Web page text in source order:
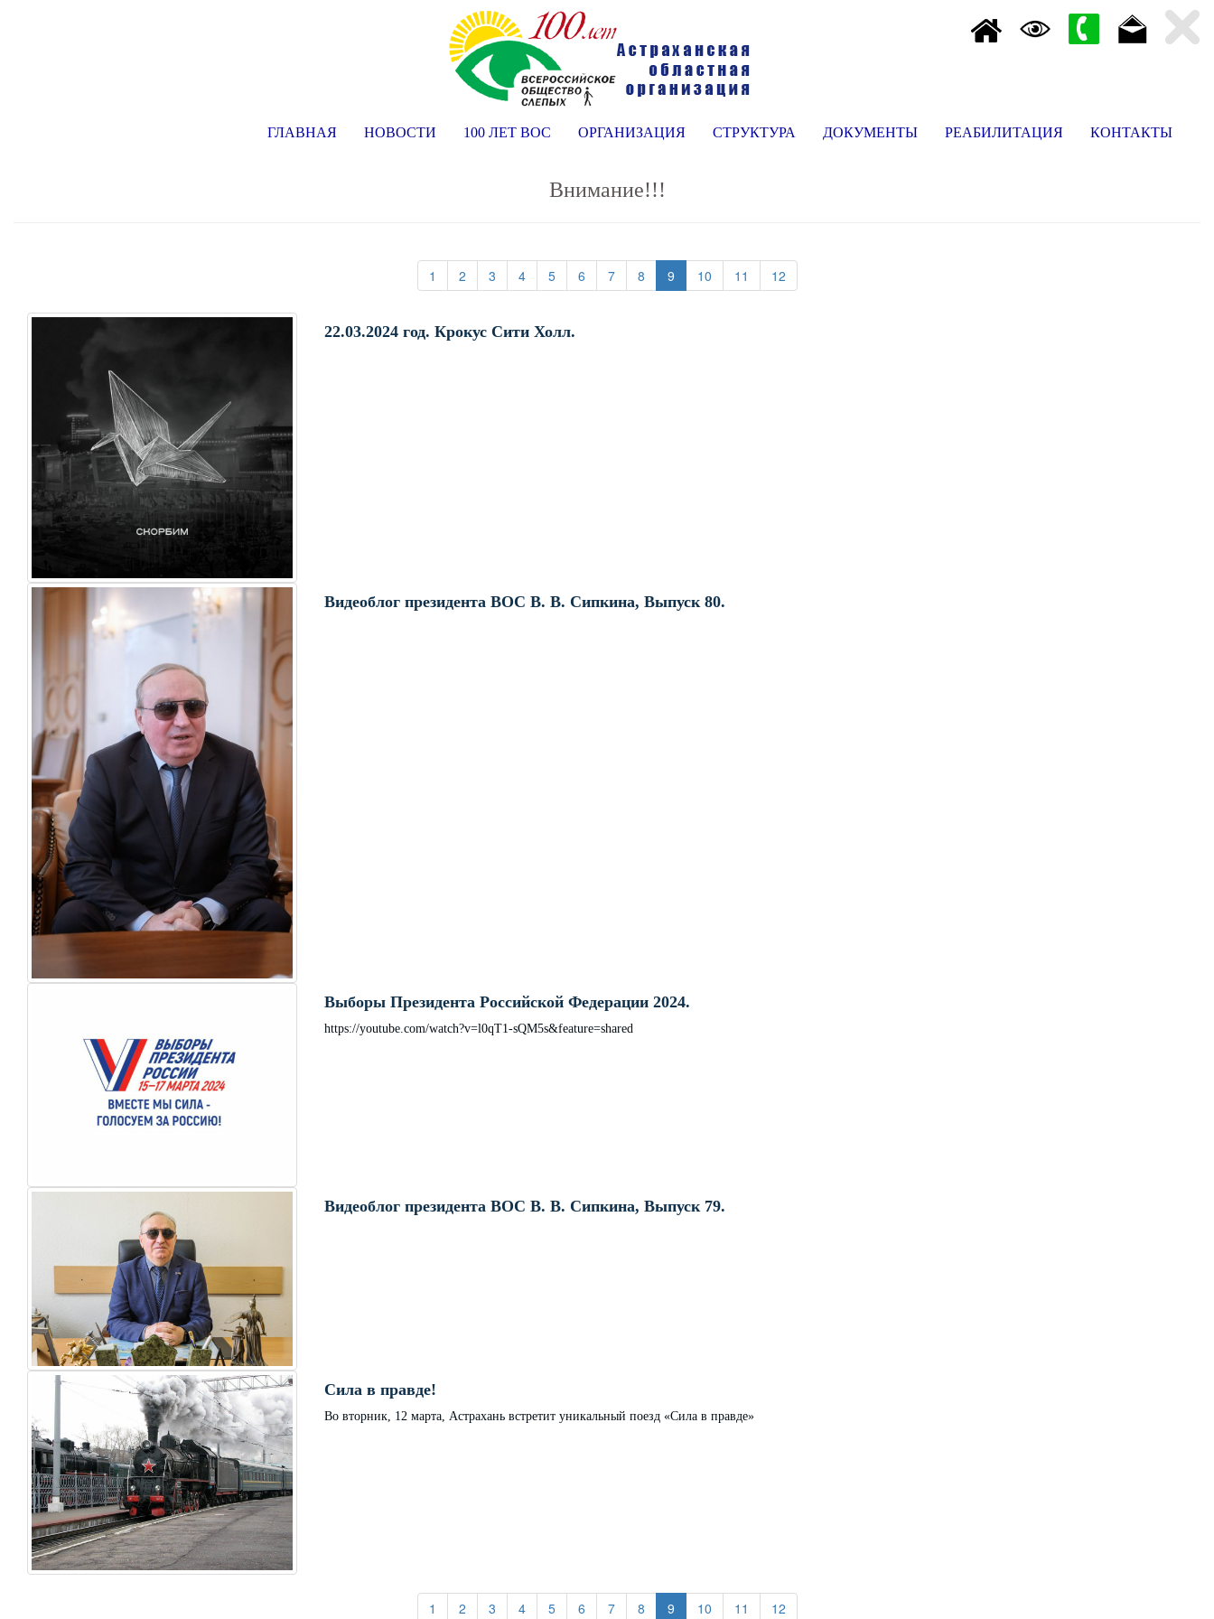
ГЛАВНАЯ НОВОСТИ 100 ЛЕТ ВОС ОРГАНИЗАЦИЯ СТРУКТУРА ДОКУМЕНТЫ РЕАБИЛИТАЦИЯ КОНТАКТЫ
Внимание!!!
1 (current)
2(current)
3(current)
4(current)
5(current)
6(current)
7(current)
8(current)
9 10(current)
11 (current)
12(current)
22.03.2024 год. Крокус Сити Холл.
Видеоблог президента ВОС В. В. Сипкина, Выпуск 80.
Выборы Президента Российской Федерации 2024.
https://youtube.com/watch?v=l0qT1-sQM5s&feature=shared
Видеоблог президента ВОС В. В. Сипкина, Выпуск 79.
Сила в правде!
Во вторник, 12 марта, Астрахань встретит уникальный поезд «Сила в правде»
1 (current)
2(current)
3(current)
4(current)
5(current)
6(current)
7(current)
8(current)
9 10(current)
11 (current)
12(current)